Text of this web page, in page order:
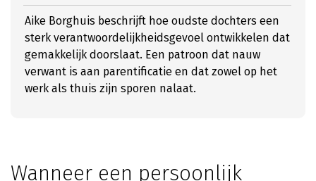
Aike Borghuis beschrijft hoe oudste dochters een
sterk verantwoordelijkheidsgevoel ontwikkelen dat
gemakkelijk doorslaat. Een patroon dat nauw
verwant is aan parentificatie en dat zowel op het
werk als thuis zijn sporen nalaat.
Wanneer een persoonlijk